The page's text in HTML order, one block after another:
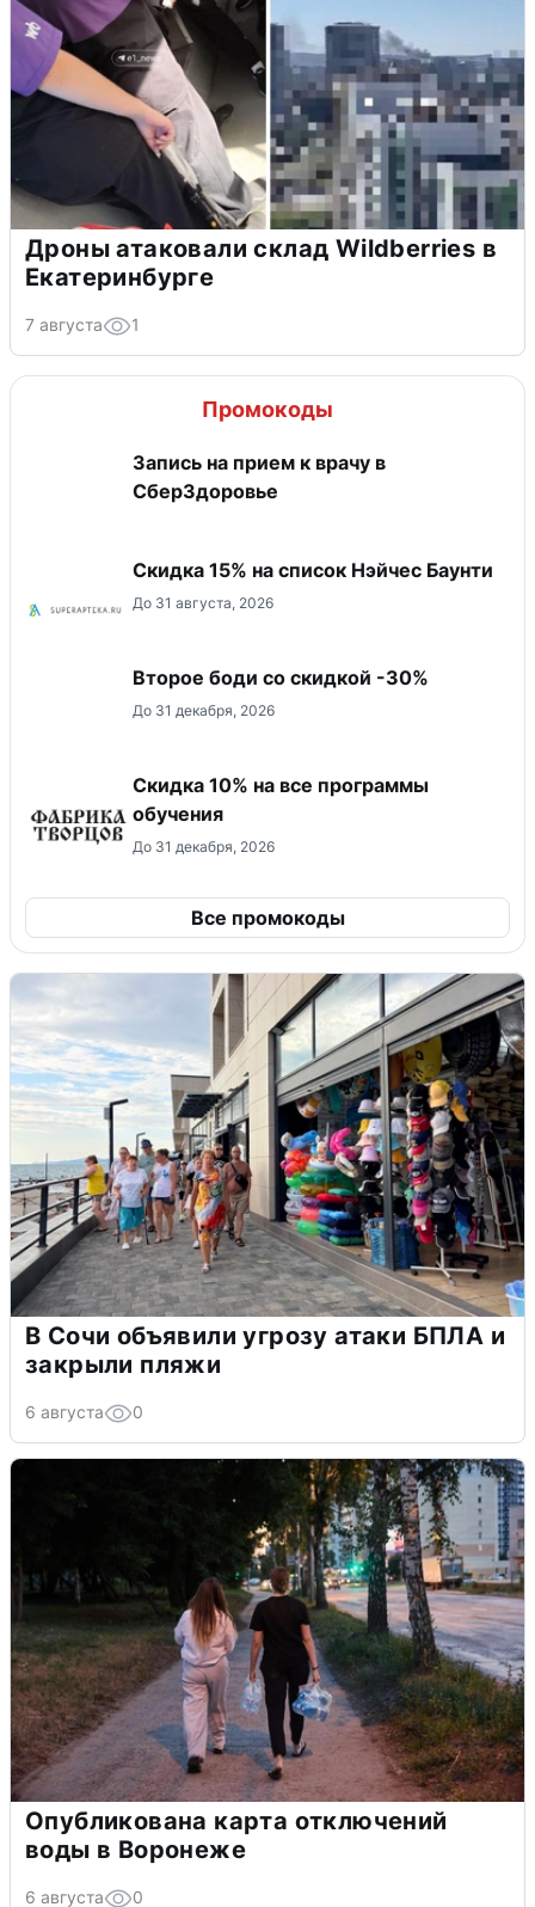
Дроны атаковали склад Wildberries в
Екатеринбурге
7 августа 1
Промокоды
Запись на прием к врачу в
СберЗдоровье
Скидка 15% на список Нэйчес Баунти
До 31 августа, 2026
Второе боди со скидкой -30%
До 31 декабря, 2026
Скидка 10% на все программы
обучения
До 31 декабря, 2026
Все промокоды
В Сочи объявили угрозу атаки БПЛА и
закрыли пляжи
6 августа 0
Опубликована карта отключений
воды в Воронеже
6 августа 0